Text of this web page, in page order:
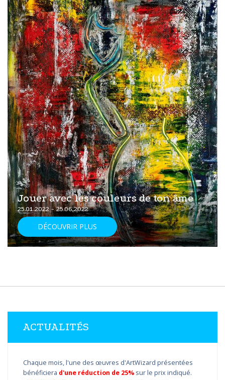
Jouer avec les couleurs de ton âme
25.01.2022 - 25.06.2022
DÉCOUVRIR PLUS
ACTUALITÉS
Chaque mois, l'une des œuvres d'ArtWizard présentées
bénéficiera d'une réduction de 25% sur le prix indiqué.